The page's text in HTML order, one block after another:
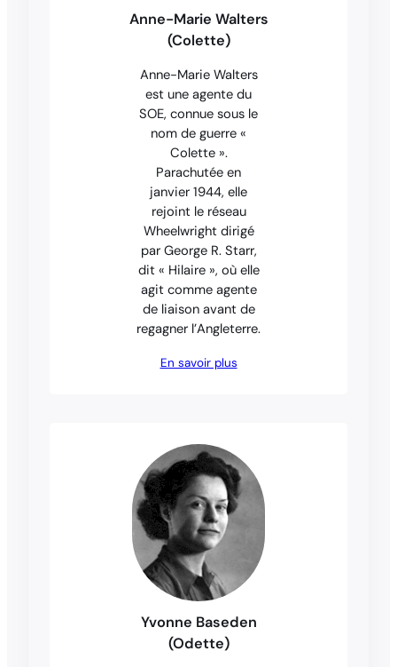
Anne-Marie Walters
(Colette)
Anne-Marie Walters
est une agente du
SOE, connue sous le
nom de guerre «
Colette ».
Parachutée en
janvier 1944, elle
rejoint le réseau
Wheelwright dirigé
par George R. Starr,
dit « Hilaire », où elle
agit comme agente
de liaison avant de
regagner l’Angleterre.
En savoir plus
Yvonne Baseden
(Odette)